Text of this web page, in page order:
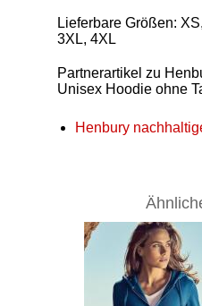
Lieferbare Größen:
3XL, 4XL
Partnerartikel zu
Unisex Hoodie ohne
Henbury